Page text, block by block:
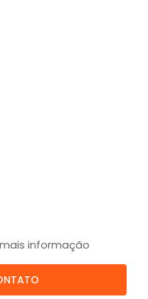
informação